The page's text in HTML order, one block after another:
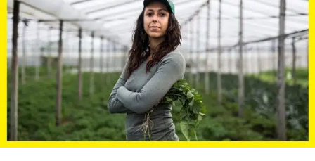
Descargar el archivo de audio